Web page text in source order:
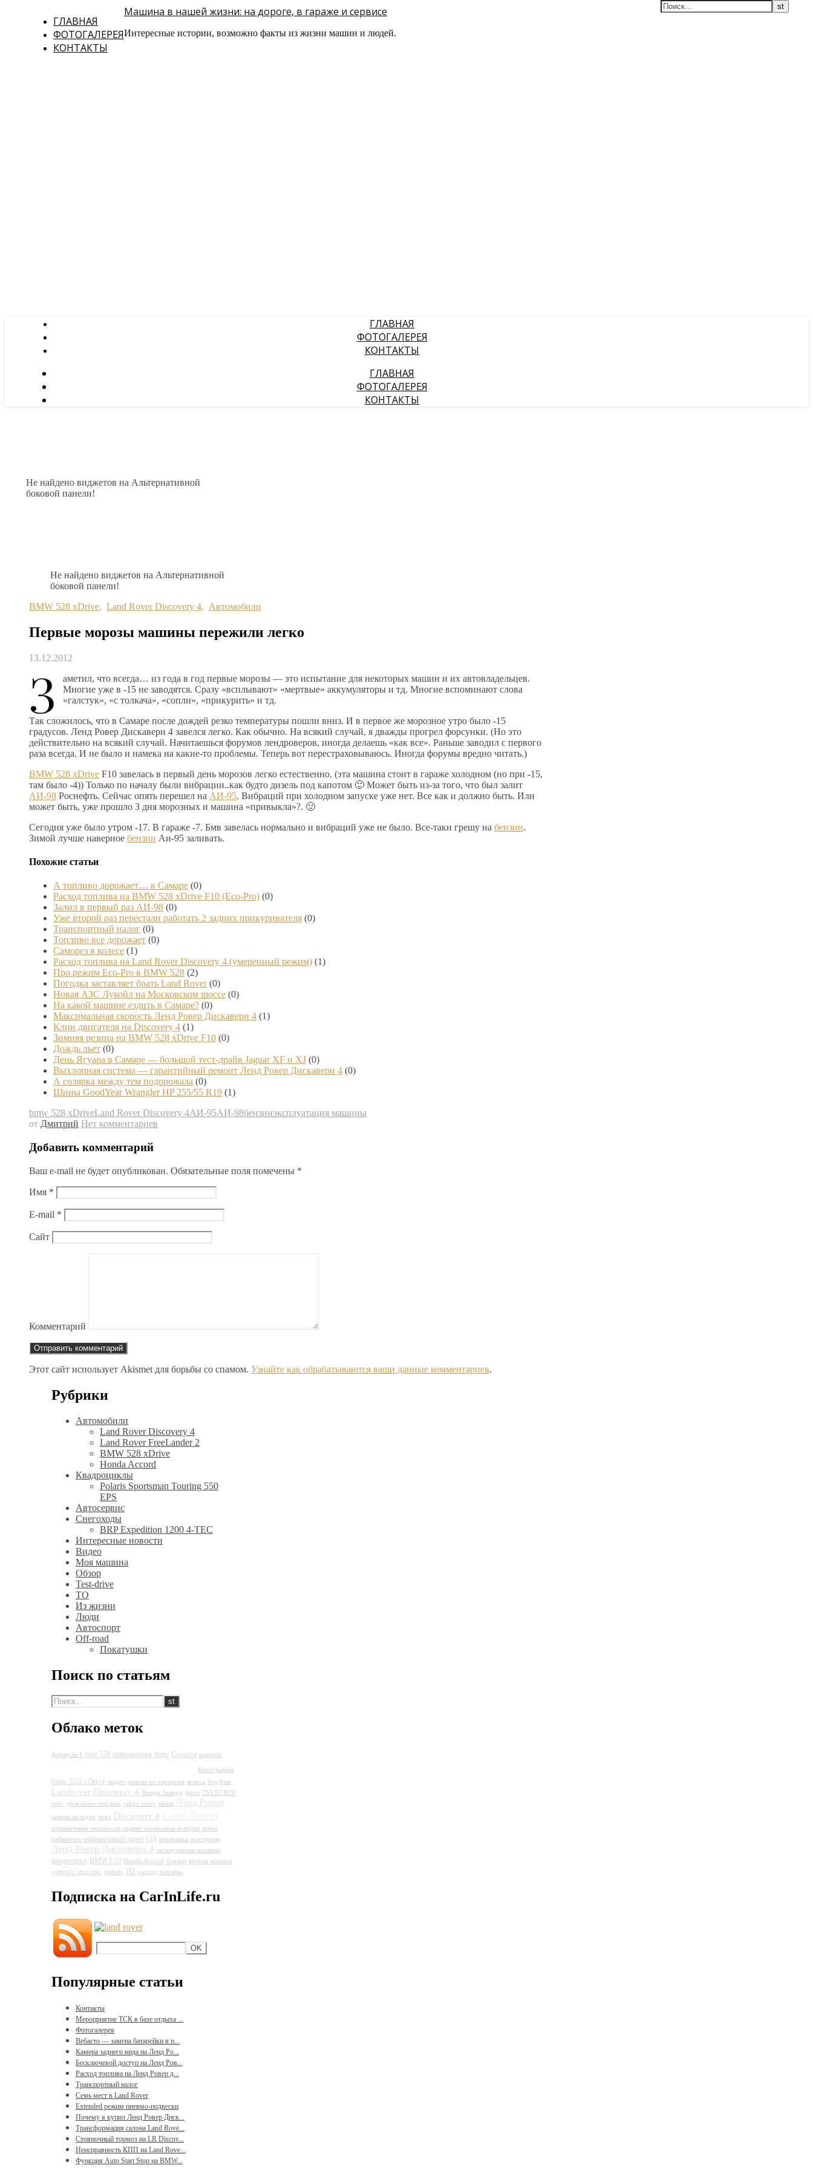
ГЛАВНАЯ
ФОТОГАЛЕРЕЯ
КОНТАКТЫ
Машина в нашей жизни: на дороге, в гараже и сервисе
Интересные истории, возможно факты из жизни машин и людей.
ГЛАВНАЯ
ФОТОГАЛЕРЕЯ
КОНТАКТЫ
ГЛАВНАЯ
ФОТОГАЛЕРЕЯ
КОНТАКТЫ
Не найдено виджетов на Альтернативной
боковой панели!
Не найдено виджетов на Альтернативной
боковой панели!
BMW 528 xDrive, Land Rover Discovery 4, Автомобили
Первые морозы машины пережили легко
13.12.2012
З
аметил, что всегда… из года в год первые морозы — это испытание для некоторых машин и их автовладельцев.
Многие уже в -15 не заводятся. Сразу «всплывают» «мертвые» аккумуляторы и тд. Многие вспоминают слова
«галстук», «с толкача», «сопли», «прикурить» и тд.
Так сложилось, что в Самаре после дождей резко температуры пошли вниз. И в первое же морозное утро было -15
градусов. Ленд Ровер Дискавери 4 завелся легко. Как обычно. На всякий случай, я дважды прогрел форсунки. (Но это
действительно на всякий случай. Начитаешься форумов лендроверов, иногда делаешь «как все». Раньше заводил с первого
раза всегда. И не было и намека на какие-то проблемы. Теперь вот перестраховываюсь. Иногда форумы вредно читать.)
BMW 528 xDrive F10 завелась в первый день морозов легко естественно. (эта машина стоит в гараже холодном (но при -15,
там было -4)) Только по началу были вибрации..как будто дизель под капотом 🙂 Может быть из-за того, что был залит
АИ-98 Роснефть. Сейчас опять перешел на АИ-95. Вибраций при холодном запуске уже нет. Все как и должно быть. Или
может быть, уже прошло 3 дня морозных и машина «привыкла»?. 🙂
Сегодня уже было утром -17. В гараже -7. Бмв завелась нормально и вибраций уже не было. Все-таки грешу на бензин.
Зимой лучше наверное бензин Аи-95 заливать.
Похожие статьи
А топливо дорожает… в Самаре (0)
Расход топлива на BMW 528 xDrive F10 (Eco-Pro) (0)
Залил в первый раз АИ-98 (0)
Уже второй раз перестали работать 2 задних прикуривателя (0)
Транспортный налог (0)
Топливо все дорожает (0)
Саморез в колесе (1)
Расход топлива на Land Rover Discovery 4 (умеренный режим) (1)
Про режим Eco-Pro в BMW 528 (2)
Погодка заставляет брать Land Rover(0)
Новая АЗС Лукойл на Московском шоссе (0)
На какой машине ездить в Самаре? (0)
Максимальная скорость Ленд Ровер Дискавери 4 (1)
Клин двигателя на Discovery 4 (1)
Зимняя резина на BMW 528 xDrive F10 (0)
Дождь льет (0)
День Ягуара в Самаре — большой тест-драйв Jaguar XF и XJ (0)
Выхлопная система — гарантийный ремонт Ленд Ровер Дискавери 4 (0)
А солярка между тем подорожала (0)
Шины GoodYear Wrangler HP 255/55 R19 (1)
bmw 528 xDriveLand Rover Discovery 4АИ-95АИ-98бензинэксплуатация машины
от Дмитрий Нет комментариев
Добавить комментарий
Ваш e-mail не будет опубликован. Обязательные поля помечены *
Имя *
E-mail *
Сайт
Комментарий
Этот сайт использует Akismet для борьбы со спамом. Узнайте как обрабатываются ваши данные комментариев.
Рубрики
Автомобили
Land Rover Discovery 4
Land Rover FreeLander 2
BMW 528 xDrive
Honda Accord
Квадроциклы
Polaris Sportsman Touring 550
EPS
Автосервис
Снегоходы
BRP Expedition 1200 4-TEC
Интересные новости
Видео
Моя машина
Обзор
Test-drive
ТО
Из жизни
Люди
Автоспорт
Off-road
Покатушки
Поиск по статьям
Облако меток
формула-1 бмв 528 шиномонтаж bmw Самара клиренс
фотографии
bmw 528 xDrive видео замена по гарантии колеса brp бмв
Landrover Discovery 4 Хонда Аккорд фото 255/55 R19
снег дизельное топливо range rover шина Лэнд Ровер
замена колодок зима Discovery 4
ограничение мощности задние тормозные колодки кими
райкконен официальный дилер ОД покрышка выходные
Ленд Ровер Дисковери 4 эксплуатация машины
квадроцикл BMW F10 Honda Accord бензин вторая машина
диверс моторс polaris ТО расход топлива
Подписка на CarInLife.ru
Популярные статьи
Контакты
Мероприятие ТСК в базе отдыха ...
Фотогалерея
Вебасто — замена батарейки в п...
Камера заднего вида на Ленд Ро...
Бесключевой доступ на Ленд Ров...
Расход топлива на Ленд Ровер д...
Транспортный налог
Семь мест в Land Rover
Extended режим пневмо-подвески
Почему я купил Ленд Ровер Диск...
Трансформация салона Land Rove...
Стояночный тормоз на LR Discov...
Неисправность КПП на Land Rove...
Функция Auto Start Stop на BMW...